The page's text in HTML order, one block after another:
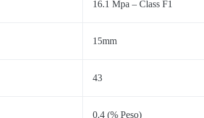
16.1 Mpa – Class F1
15mm
43
0.4 (% Peso)